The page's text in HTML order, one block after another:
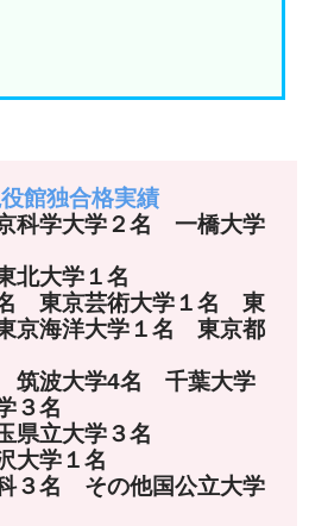
館独合格実績
科学大学２名 一橋大学
北大学１名
東京芸術大学１名 東
京海洋大学１名 東京都
筑波大学4名 千葉大学
３名
県立大学３名
大学１名
３名 その他国公立大学